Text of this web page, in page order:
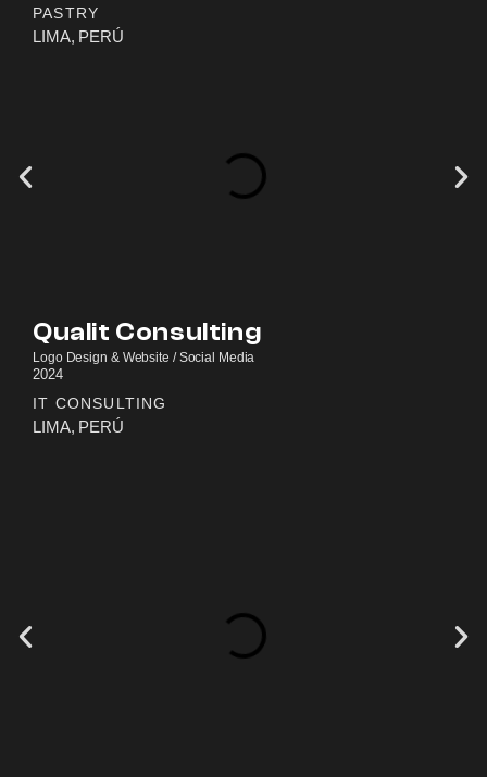
PASTRY
LIMA, PERÚ
Qualit Consulting
Logo Design & Website / Social Media
2024
IT CONSULTING
LIMA, PERÚ